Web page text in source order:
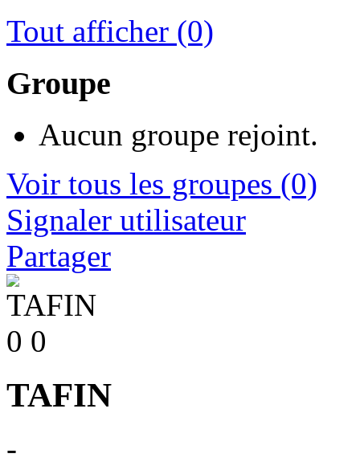
Tout afficher (0)
Groupe
Aucun groupe rejoint.
Voir tous les groupes (0)
Signaler utilisateur
Partager
0 0
TAFIN
-